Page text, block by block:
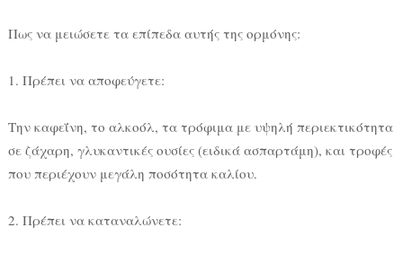
Πως να μειώσετε τα επίπεδα αυτής της ορμόνης:
1. Πρέπει να αποφεύγετε:
Την καφεΐνη, το αλκοόλ, τα τρόφιμα με υψηλή περιεκτικότητα
σε ζάχαρη, γλυκαντικές ουσίες (ειδικά ασπαρτάμη), και τροφές
που περιέχουν μεγάλη ποσότητα καλίου.
2. Πρέπει να καταναλώνετε: